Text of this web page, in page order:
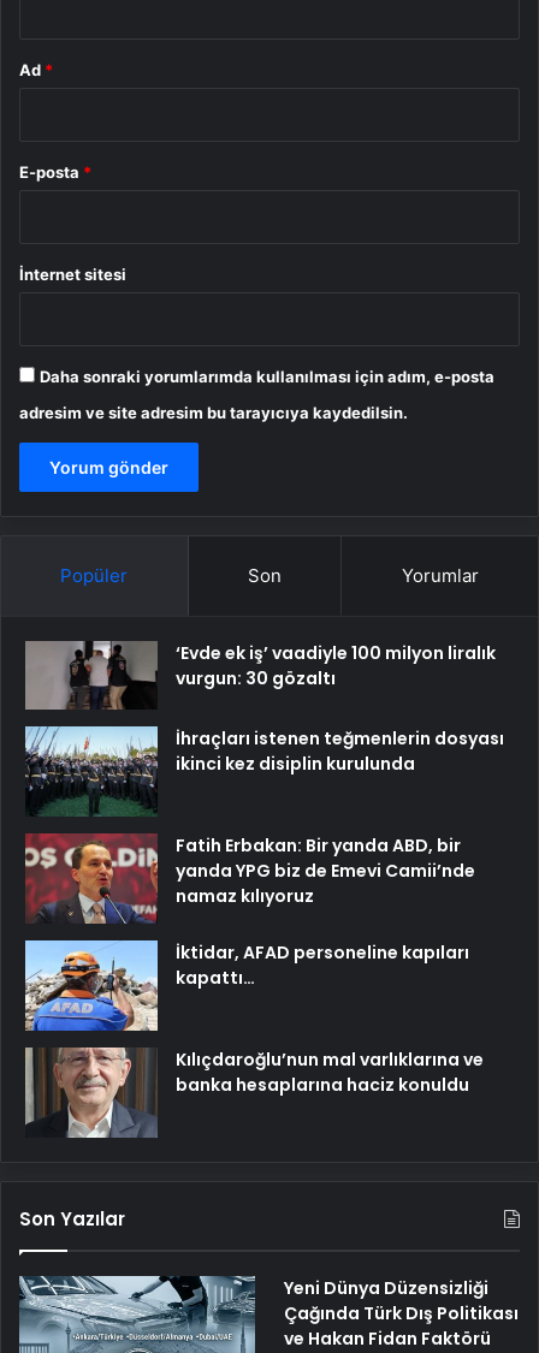
Ad *
E-posta *
İnternet sitesi
Daha sonraki yorumlarımda kullanılması için adım, e-posta
adresim ve site adresim bu tarayıcıya kaydedilsin.
Popüler Son Yorumlar
‘Evde ek iş’ vaadiyle 100 milyon liralık
vurgun: 30 gözaltı
İhraçları istenen teğmenlerin dosyası
ikinci kez disiplin kurulunda
Fatih Erbakan: Bir yanda ABD, bir
yanda YPG biz de Emevi Camii’nde
namaz kılıyoruz
İktidar, AFAD personeline kapıları
kapattı…
Kılıçdaroğlu’nun mal varlıklarına ve
banka hesaplarına haciz konuldu
Son Yazılar
Yeni Dünya Düzensizliği
Çağında Türk Dış Politikası
ve Hakan Fidan Faktörü